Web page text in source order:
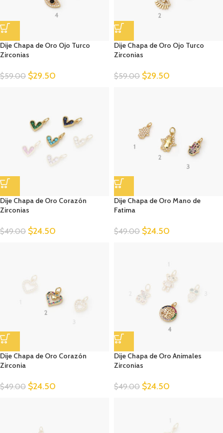
Dije Chapa de Oro Ojo Turco
Zirconias
$59.00 $29.50
Dije Chapa de Oro Ojo Turco
Zirconias
$59.00 $29.50
Dije Chapa de Oro Corazón
Zirconias
$49.00 $24.50
Dije Chapa de Oro Mano de
Fatima
$49.00 $24.50
Dije Chapa de Oro Corazón
Zirconia
$49.00 $24.50
Dije Chapa de Oro Animales
Zirconias
$49.00 $24.50